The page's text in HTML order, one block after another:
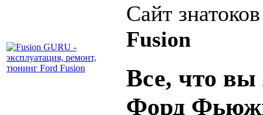
Сайт
Fusion
Все, что вы
Форд